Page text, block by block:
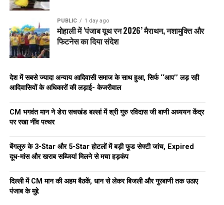
PUBLIC 1 day ago
मोहाली में ‘पंजाब यूथ रन 2026’ मैराथन, नशामुक्ति और
फिटनेस का दिया संदेश
देश में सबसे ज्यादा अन्याय आदिवासी समाज के साथ हुआ, सिर्फ ‘‘आप’’ लड़ रही
आदिवासियों के अधिकारों की लड़ाई- केजरीवाल
CM भगवंत मान ने डेरा सचखंड बल्लां में श्री गुरु रविदास जी बाणी अध्ययन केंद्र
पर रखा नींव पत्थर
बेंगलुरु के 3-Star और 5-Star होटलों में बड़ी फूड सेफ्टी जांच, Expired
दूध-मांस और खराब सब्जियां मिलने से मचा हड़कंप
दिल्ली में CM मान की अहम बैठकें, धान से लेकर बिजली और गुरबाणी तक उठाए
पंजाब के मुद्दे